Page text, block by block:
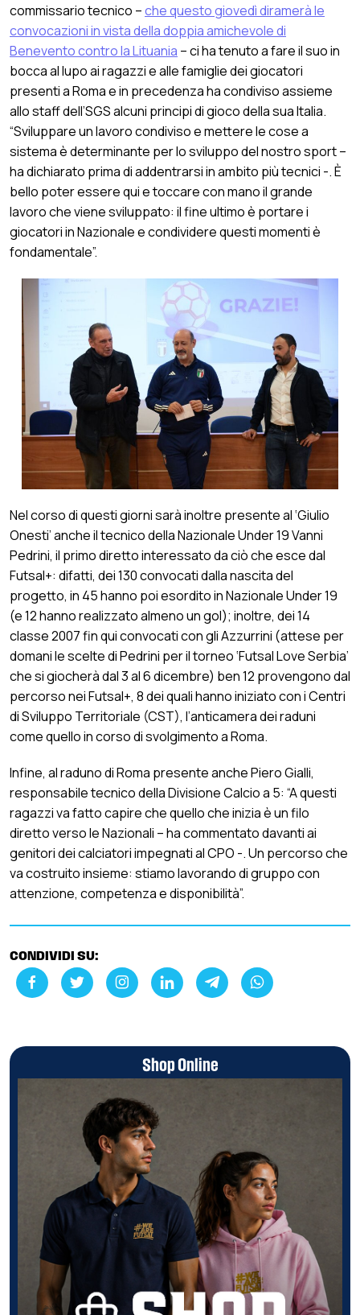
commissario tecnico –che questo giovedì diramerà le
convocazioni in vista della doppia amichevole di
Benevento contro la Lituania – ci ha tenuto a fare il suo in
bocca al lupo ai ragazzi e alle famiglie dei giocatori
presenti a Roma e in precedenza ha condiviso assieme
allo staff dell’SGS alcuni principi di gioco della sua Italia.
“Sviluppare un lavoro condiviso e mettere le cose a
sistema è determinante per lo sviluppo del nostro sport –
ha dichiarato prima di addentrarsi in ambito più tecnici -. È
bello poter essere qui e toccare con mano il grande
lavoro che viene sviluppato: il fine ultimo è portare i
giocatori in Nazionale e condividere questi momenti è
fondamentale”.
Nel corso di questi giorni sarà inoltre presente al ‘Giulio
Onesti’ anche il tecnico della Nazionale Under 19 Vanni
Pedrini, il primo diretto interessato da ciò che esce dal
Futsal+: difatti, dei 130 convocati dalla nascita del
progetto, in 45 hanno poi esordito in Nazionale Under 19
(e 12 hanno realizzato almeno un gol); inoltre, dei 14
classe 2007 fin qui convocati con gli Azzurrini (attese per
domani le scelte di Pedrini per il torneo ‘Futsal Love Serbia’
che si giocherà dal 3 al 6 dicembre) ben 12 provengono dal
percorso nei Futsal+, 8 dei quali hanno iniziato con i Centri
di Sviluppo Territoriale (CST), l’anticamera dei raduni
come quello in corso di svolgimento a Roma.
Infine, al raduno di Roma presente anche Piero Gialli,
responsabile tecnico della Divisione Calcio a 5: “A questi
ragazzi va fatto capire che quello che inizia è un filo
diretto verso le Nazionali – ha commentato davanti ai
genitori dei calciatori impegnati al CPO -. Un percorso che
va costruito insieme: stiamo lavorando di gruppo con
attenzione, competenza e disponibilità”.
CONDIVIDI SU:
Shop Online